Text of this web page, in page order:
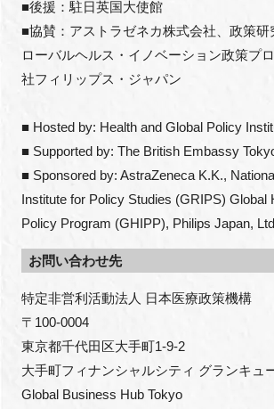
■後援：駐日英国大使館
■協賛：アストラゼネカ株式会社、政策
ローバルヘルス・イノベーション政策プ
社フィリップス・ジャパン
■ Hosted by: Health and Global Policy
■ Supported by: The British Embassy
■ Sponsored by: AstraZeneca K.K.,
Institute for Policy Studies (GRIPS) Global
Policy Program (GHIPP), Philips Japan,
お問い合わせ先
特定非営利活動法人 日本医療政策機構
〒100-0004
東京都千代田区大手町1-9-2
大手町フィナンシャルシティ グランキュ
Global Business Hub Tokyo